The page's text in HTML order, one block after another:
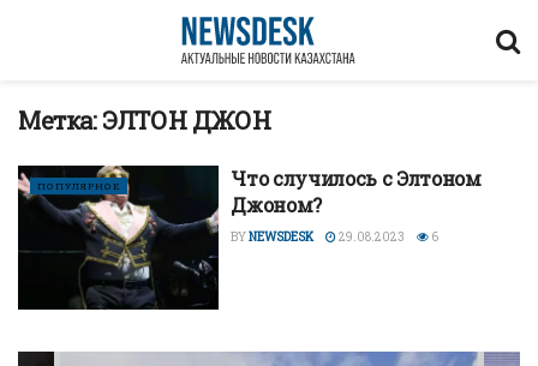
Метка:ЭЛТОН ДЖОН
ПОПУЛЯРНОЕ
Что случилось с Элтоном
Джоном?
BYNEWSDESK 29.08.2023 6